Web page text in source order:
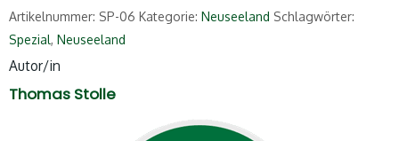
Artikelnummer: SP-06 Kategorie: Neuseeland Schlagwörter:
Spezial, Neuseeland
Autor/in
Thomas Stolle